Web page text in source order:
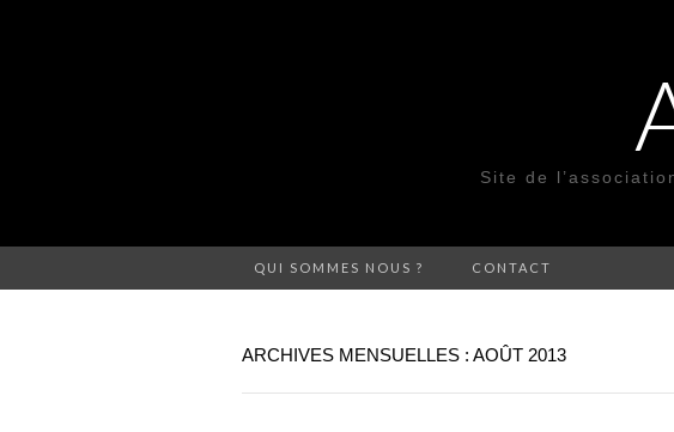
Site de
QUI SOMMES NOUS ? CONTACT
ARCHIVES MENSUELLES : AOÛT 2013